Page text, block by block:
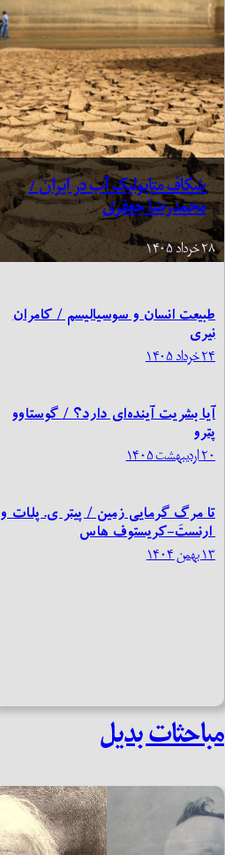
شکاف متابولیک آب در ایران /
محمدرضا جعفری
۲۸ خرداد ۱۴۰۵
طبیعت انسان و سوسیالیسم / کامران
نیری
۲۴ خرداد ۱۴۰۵
آیا بشریت آینده‌ای دارد؟ / گوستاوو
پترو
۲۰ اردیبهشت ۱۴۰۵
تا مرگِ گرمایی زمین / پیتر ی. پلات و
ارنست-کریستوف هاس
۱۳ بهمن ۱۴۰۴
مباحثات بدیل